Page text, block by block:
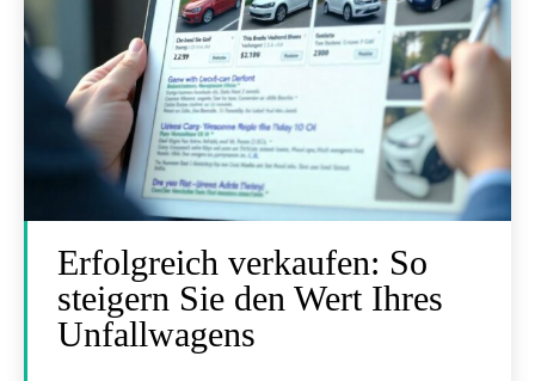
Erfolgreich verkaufen: So
steigern Sie den Wert Ihres
Unfallwagens